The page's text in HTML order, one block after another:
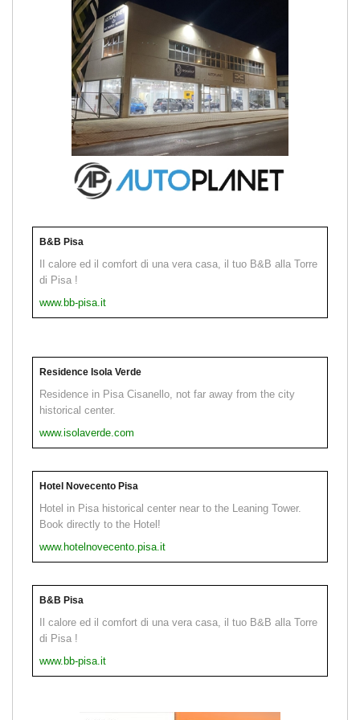
B&B Pisa
Il calore ed il comfort di una vera casa, il tuo B&B alla Torre
di Pisa !
www.bb-pisa.it
Residence Isola Verde
Residence in Pisa Cisanello, not far away from the city
historical center.
www.isolaverde.com
Hotel Novecento Pisa
Hotel in Pisa historical center near to the Leaning Tower.
Book directly to the Hotel!
www.hotelnovecento.pisa.it
B&B Pisa
Il calore ed il comfort di una vera casa, il tuo B&B alla Torre
di Pisa !
www.bb-pisa.it